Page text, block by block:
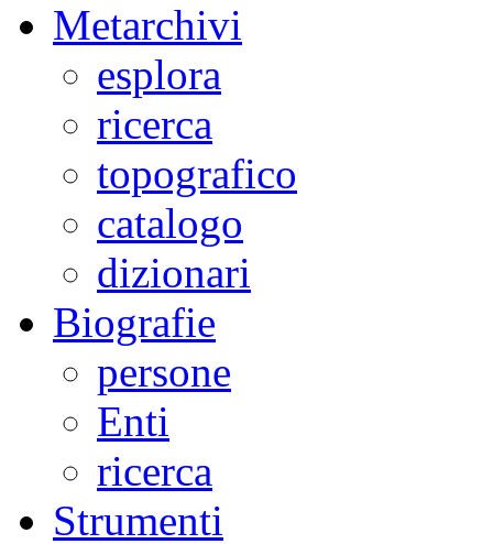
Metarchivi
esplora
ricerca
topografico
catalogo
dizionari
Biografie
persone
Enti
ricerca
Strumenti